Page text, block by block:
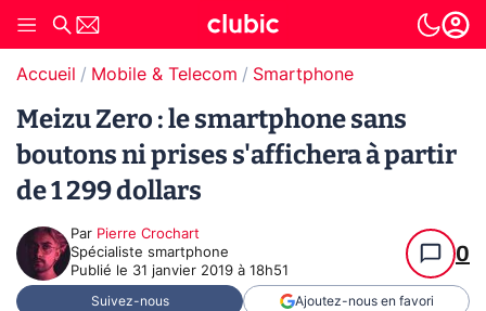
Accueil Mobile & Telecom Smartphone
Meizu Zero : le smartphone sans
boutons ni prises s'affichera à partir
de 1 299 dollars
Par Pierre Crochart
Spécialiste smartphone
Publié le 31 janvier 2019 à 18h51
0
Suivez-nous Ajoutez-nous en favori